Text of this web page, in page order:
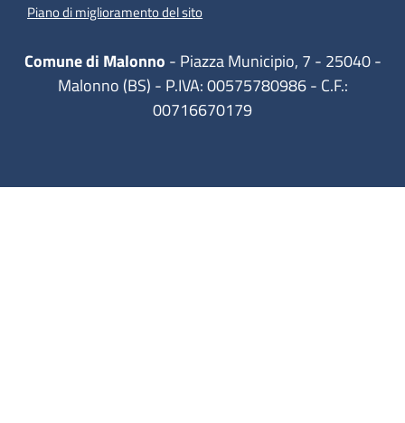
Piano di miglioramento del sito
Comune di Malonno - Piazza Municipio, 7 - 25040 -
Malonno (BS) - P.IVA: 00575780986 - C.F.:
00716670179